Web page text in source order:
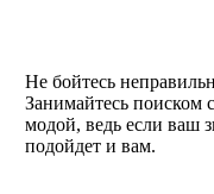
Не бойтесь
Занимайтесь поиском
модой, ведь если ваш
подойдет и вам.